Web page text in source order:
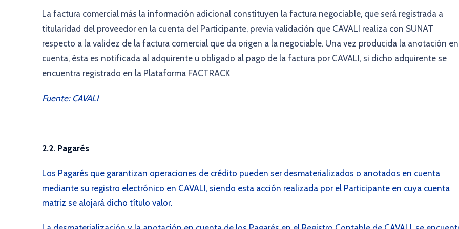
La factura comercial más la información adicional constituyen la factura negociable, que será registrada a
titularidad del proveedor en la cuenta del Participante, previa validación que CAVALI realiza con SUNAT
respecto a la validez de la factura comercial que da origen a la negociable. Una vez producida la anotación en
cuenta, ésta es notificada al adquirente u obligado al pago de la factura por CAVALI, si dicho adquirente se
encuentra registrado en la Plataforma FACTRACK
Fuente: CAVALI
2.2. Pagarés
Los Pagarés que garantizan operaciones de crédito pueden ser desmaterializados o anotados en cuenta
mediante su registro electrónico en CAVALI, siendo esta acción realizada por el Participante en cuya cuenta
matriz se alojará dicho título valor.